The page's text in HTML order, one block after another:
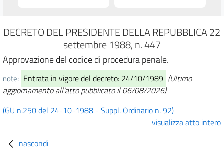
DECRETO DEL PRESIDENTE DELLA REPUBBLICA 22
settembre 1988, n. 447
Approvazione del codice di procedura penale.
note: Entrata in vigore del decreto: 24/10/1989 (Ultimo
aggiornamento all'atto pubblicato il 06/08/2026)
(GU n.250 del 24-10-1988 - Suppl. Ordinario n. 92)
visualizza atto intero
nascondi